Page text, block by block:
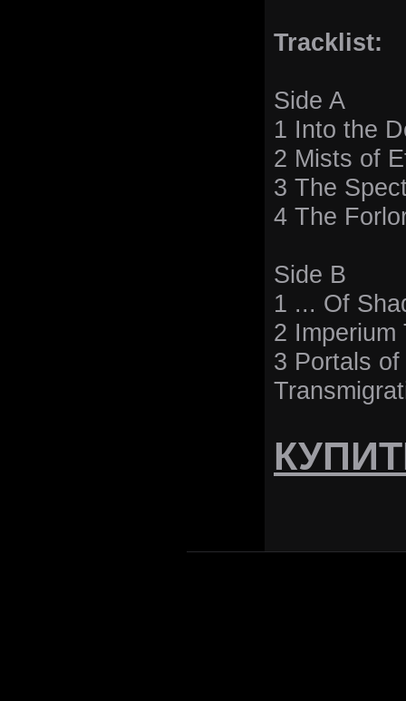
Tracklist:
Side A
1 Into the
2 Mists of
3 The
4 The
Side B
1 ... Of
2 Imperium
3 Portals